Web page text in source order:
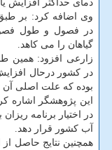
دمای حداکثر افزایش
وی اضافه کرد: بر طبق
در فصول و طول
گیاهان را می کاهد.
زارعی افزود: همین
در کشور درحال
بوده که علت اصلی آن
این پژوهشگر اشاره
در اختیار برنامه
آب کشور قرار دهد.